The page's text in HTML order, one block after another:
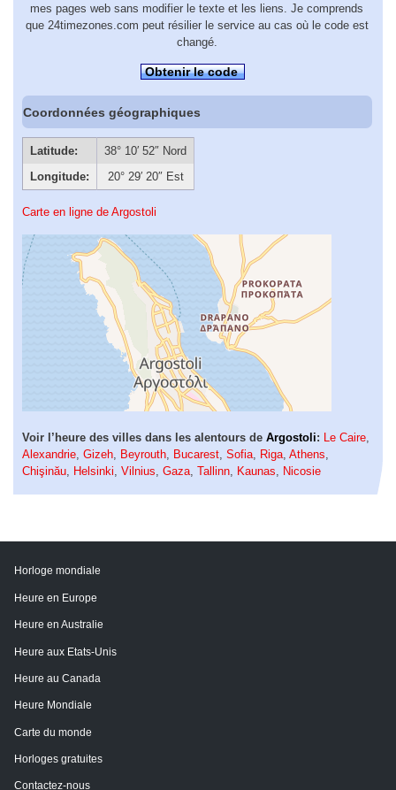
mes pages web sans modifier le texte et les liens. Je comprends
que 24timezones.com peut résilier le service au cas où le code est
changé.
Obtenir le code
Coordonnées géographiques
Latitude:
38° 10′ 52″ Nord
Longitude:
20° 29′ 20″ Est
Carte en ligne de Argostoli
Voir l’heure des villes dans les alentours de Argostoli: Le Caire
Alexandrie Gizeh Beyrouth Bucarest Sofia Riga Athens
Chişinău
Helsinki Vilnius Gaza Tallinn Kaunas Nicosie
Horloge mondiale
Heure en Europe
Heure en Australie
Heure aux Etats-Unis
Heure au Canada
Heure Mondiale
Carte du monde
Horloges gratuites
Contactez-nous